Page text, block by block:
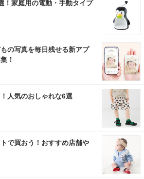
！家庭用の電動・手動タイプ
の写真を毎日残せる新アプ
！
人気のおしゃれな6選
で買おう！おすすめ店舗や